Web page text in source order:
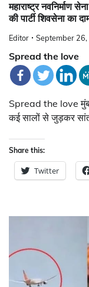
महाराष्ट्र नवनिर्माण
की पार्टी शिवसेना का
Editor September
Spread the love
Spread the love मुंबई
कई सालों से जुड़कर
Share this:
Twitter